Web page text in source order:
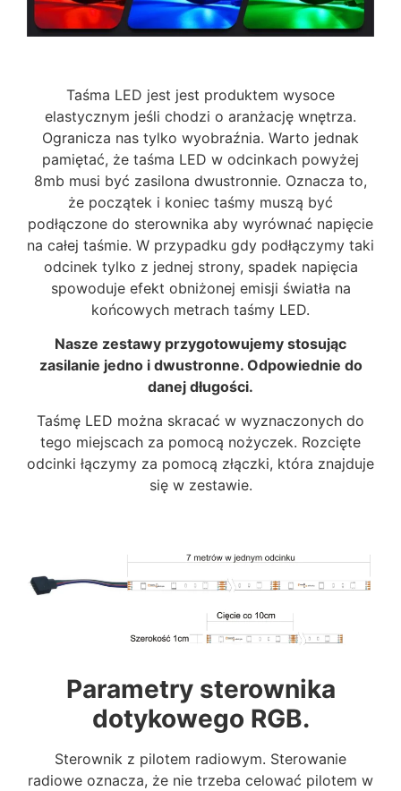
Taśma LED jest jest produktem wysoce
elastycznym jeśli chodzi o aranżację wnętrza.
Ogranicza nas tylko wyobraźnia. Warto jednak
pamiętać, że taśma LED w odcinkach powyżej
8mb musi być zasilona dwustronnie. Oznacza to,
że początek i koniec taśmy muszą być
podłączone do sterownika aby wyrównać napięcie
na całej taśmie. W przypadku gdy podłączymy taki
odcinek tylko z jednej strony, spadek napięcia
spowoduje efekt obniżonej emisji światła na
końcowych metrach taśmy LED.
Nasze zestawy przygotowujemy stosując
zasilanie jedno i dwustronne. Odpowiednie do
danej długości.
Taśmę LED można skracać w wyznaczonych do
tego miejscach za pomocą nożyczek. Rozcięte
odcinki łączymy za pomocą złączki, która znajduje
się w zestawie.
Parametry sterownika
dotykowego RGB.
Sterownik z pilotem radiowym. Sterowanie
radiowe oznacza, że nie trzeba celować pilotem w